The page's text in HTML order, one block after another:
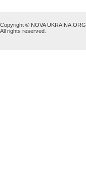
Copyright © NOVA UKRAINA.ORG
All rights reserved.